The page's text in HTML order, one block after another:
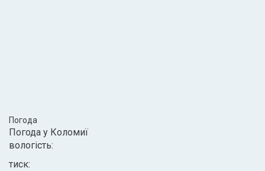
Погода
Погода у Коломиї
вологість:
тиск: